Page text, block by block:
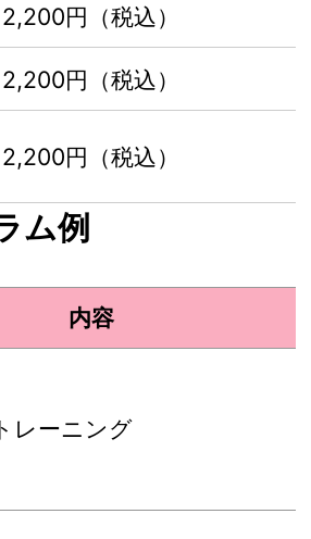
2,200円（税込）
2,200円（税込）
2,200円（税込）
ム例
内容
レーニング